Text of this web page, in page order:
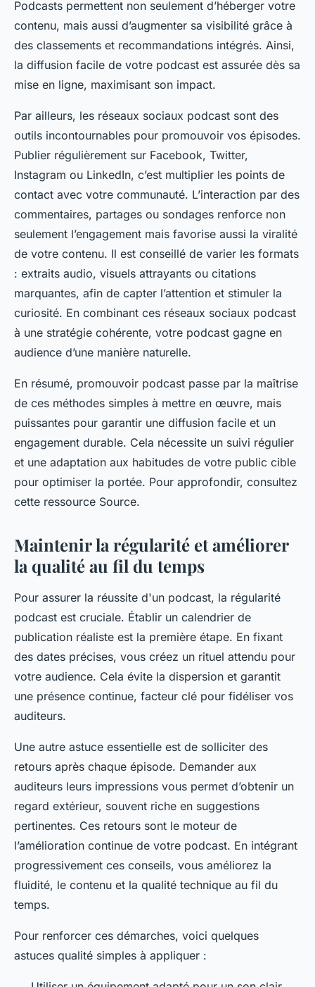
Podcasts permettent non seulement d’héberger votre
contenu, mais aussi d’augmenter sa visibilité grâce à
des classements et recommandations intégrés. Ainsi,
la diffusion facile de votre podcast est assurée dès sa
mise en ligne, maximisant son impact.
Par ailleurs, les réseaux sociaux podcast sont des
outils incontournables pour promouvoir vos épisodes.
Publier régulièrement sur Facebook, Twitter,
Instagram ou LinkedIn, c’est multiplier les points de
contact avec votre communauté. L’interaction par des
commentaires, partages ou sondages renforce non
seulement l’engagement mais favorise aussi la viralité
de votre contenu. Il est conseillé de varier les formats
: extraits audio, visuels attrayants ou citations
marquantes, afin de capter l’attention et stimuler la
curiosité. En combinant ces réseaux sociaux podcast
à une stratégie cohérente, votre podcast gagne en
audience d’une manière naturelle.
En résumé, promouvoir podcast passe par la maîtrise
de ces méthodes simples à mettre en œuvre, mais
puissantes pour garantir une diffusion facile et un
engagement durable. Cela nécessite un suivi régulier
et une adaptation aux habitudes de votre public cible
pour optimiser la portée. Pour approfondir, consultez
cette ressource Source.
Maintenir la régularité et améliorer
la qualité au fil du temps
Pour assurer la réussite d'un podcast, la régularité
podcast est cruciale. Établir un calendrier de
publication réaliste est la première étape. En fixant
des dates précises, vous créez un rituel attendu pour
votre audience. Cela évite la dispersion et garantit
une présence continue, facteur clé pour fidéliser vos
auditeurs.
Une autre astuce essentielle est de solliciter des
retours après chaque épisode. Demander aux
auditeurs leurs impressions vous permet d’obtenir un
regard extérieur, souvent riche en suggestions
pertinentes. Ces retours sont le moteur de
l’amélioration continue de votre podcast. En intégrant
progressivement ces conseils, vous améliorez la
fluidité, le contenu et la qualité technique au fil du
temps.
Pour renforcer ces démarches, voici quelques
astuces qualité simples à appliquer :